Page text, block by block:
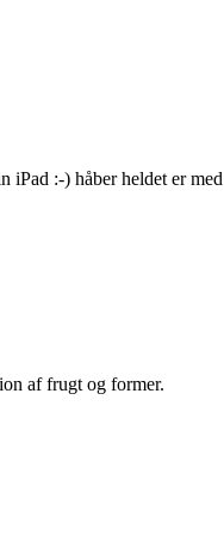
iPad :-) håber heldet er
af frugt og former.